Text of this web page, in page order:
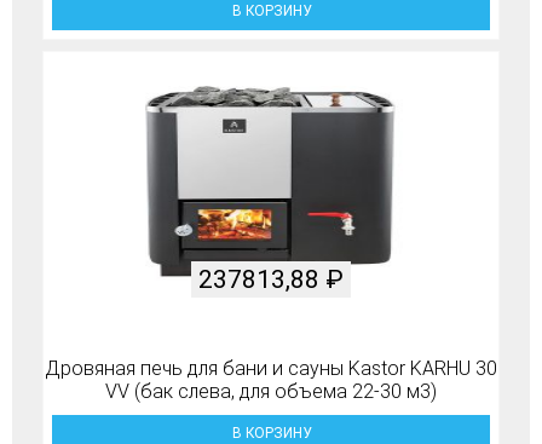
В КОРЗИНУ
Дровяная печь для бани и сауны Kastor KARHU 30
VV (бак слева, для объема 22-30 м3)
237813,88 ₽
В КОРЗИНУ